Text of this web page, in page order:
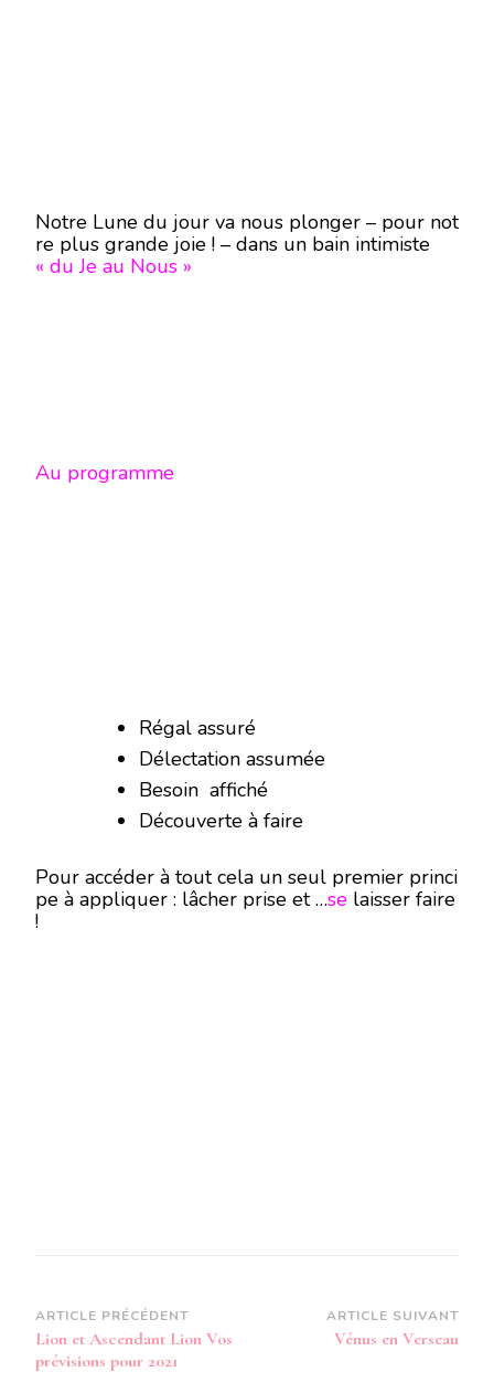
Notre Lune du jour va nous plonger – pour not
re plus grande joie ! – dans un bain intimiste
« du Je au Nous »
Au programme
Régal assuré
Délectation assumée
Besoin affiché
Découverte à faire
Pour accéder à tout cela un seul premier princi
pe à appliquer : lâcher prise et …se laisser faire
!
Navigation
d’article
ARTICLE PRÉCÉDENT
Lion et Ascendant Lion Vos
prévisions pour 2021
ARTICLE SUIVANT
Vénus en Verseau